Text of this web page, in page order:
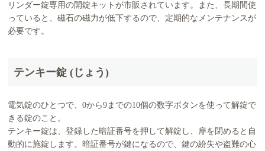
リンダー錠専用の開錠キットが市販されています。また、長期間使
っていると、磁石の磁力が低下するので、定期的なメンテナンスが
必要です。
テンキー錠 (じょう)
電気錠のひとつで、0から9までの10個の数字ボタンを使って解錠で
きる錠のこと。
テンキー錠は、登録した暗証番号を押して解錠し、扉を閉めると自
動的に施錠します。暗証番号が鍵になるので、鍵の紛失や盗難の心